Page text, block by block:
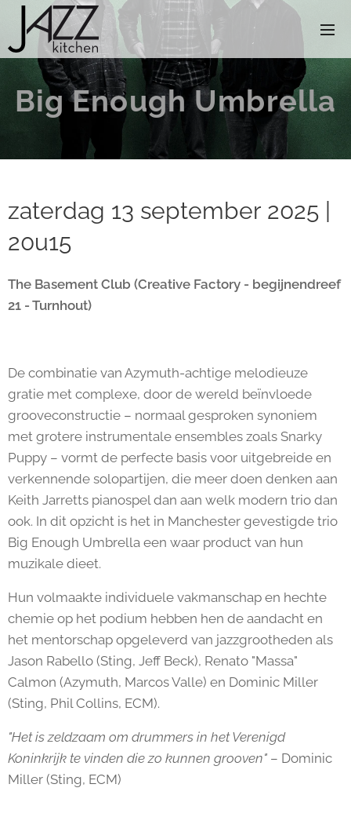
Big Enough Umbrella
zaterdag 13 september 2025 |
20u15
The Basement Club (Creative Factory - begijnendreef
21 - Turnhout)
De combinatie van Azymuth-achtige melodieuze
gratie met complexe, door de wereld beïnvloede
grooveconstructie – normaal gesproken synoniem
met grotere instrumentale ensembles zoals Snarky
Puppy – vormt de perfecte basis voor uitgebreide en
verkennende solopartijen, die meer doen denken aan
Keith Jarretts pianospel dan aan welk modern trio dan
ook. In dit opzicht is het in Manchester gevestigde trio
Big Enough Umbrella een waar product van hun
muzikale dieet.
Hun volmaakte individuele vakmanschap en hechte
chemie op het podium hebben hen de aandacht en
het mentorschap opgeleverd van jazzgrootheden als
Jason Rabello (Sting, Jeff Beck), Renato "Massa"
Calmon (Azymuth, Marcos Valle) en Dominic Miller
(Sting, Phil Collins, ECM).
"Het is zeldzaam om drummers in het Verenigd
Koninkrijk te vinden die zo kunnen grooven" – Dominic
Miller (Sting, ECM)